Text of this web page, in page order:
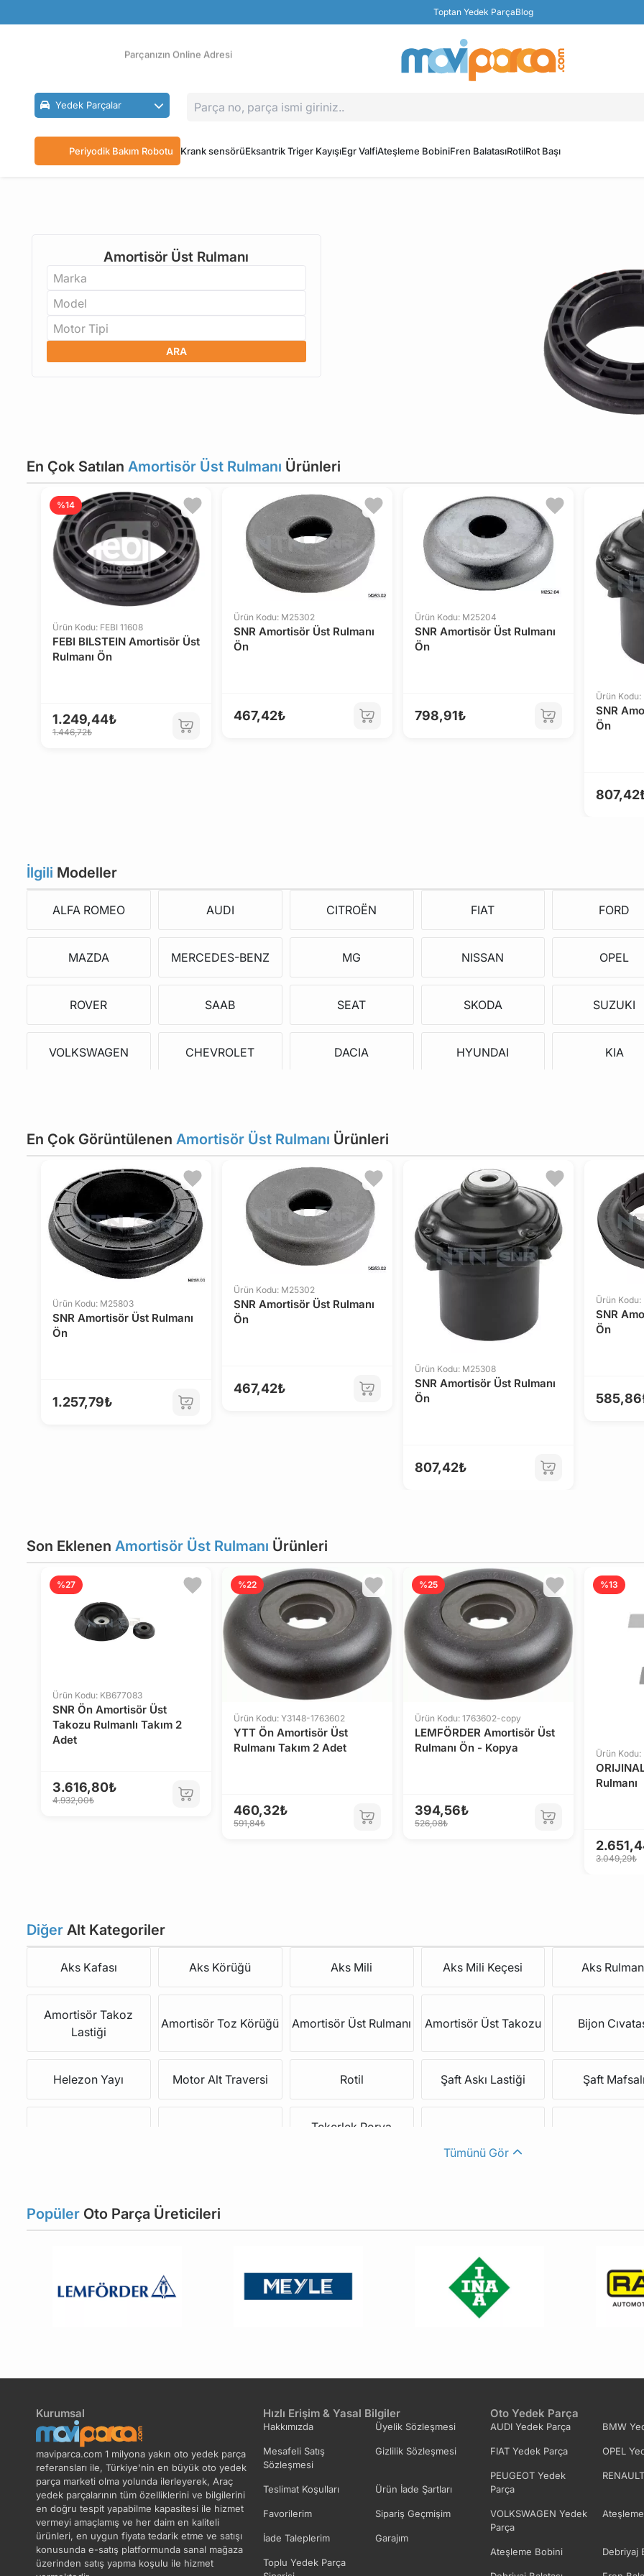
Toptan Yedek ParçaBlog
Ücretsiz İade
Parçanızın Online Adresi
Yedek Parçalar
Periyodik Bakım Robotu Krank sensörüEksantrik Triger KayışıEgr ValfiAteşleme BobiniFren BalatasıRotilRot Başı
Amortisör Üst Rulmanı
Marka
Model
Motor Tipi
ARA
En Çok Satılan Amortisör Üst Rulmanı Ürünleri
Ürün Kodu: FEBI 11608
FEBI BILSTEIN Amortisör Üst
Rulmanı Ön
1.249,44₺
1.446,72₺
%14
Ürün Kodu: M25302
SNR Amortisör Üst Rulmanı
Ön
467,42₺
Ürün Kodu: M25204
SNR Amortisör Üst Rulmanı
Ön
798,91₺
Ürün
SNR
Ön
İlgili Modeller
ALFA ROMEO AUDI CITROËN FIAT FORD
MAZDA MERCEDES-BENZ MG NISSAN OPEL
ROVER SAAB SEAT SKODA SUZUKI
VOLKSWAGEN CHEVROLET DACIA HYUNDAI KIA
En Çok Görüntülenen Amortisör Üst Rulmanı Ürünleri
Ürün Kodu: M25803
SNR Amortisör Üst Rulmanı
Ön
1.257,79₺
Ürün Kodu: M25302
SNR Amortisör Üst Rulmanı
Ön
467,42₺
Ürün Kodu: M25308
SNR Amortisör Üst Rulmanı
Ön
807,42₺
Ürün
SNR
Ön
Son Eklenen Amortisör Üst Rulmanı Ürünleri
Ürün Kodu: KB677083
SNR Ön Amortisör Üst
Takozu Rulmanlı Takım 2
Adet
3.616,80₺
4.932,00₺
%27
Ürün Kodu: Y3148-1763602
YTT Ön Amortisör Üst
Rulmanı Takım 2 Adet
460,32₺
591,84₺
%22
Ürün Kodu: 1763602-copy
LEMFÖRDER Amortisör Üst
Rulmanı Ön - Kopya
394,56₺
526,08₺
%25
Ürün
Rulmanı
3.049,29₺
%13
Diğer Alt Kategoriler
Aks Kafası Aks Körüğü Aks Mili Aks Mili Keçesi Aks
Amortisör Takoz
Lastiği
Amortisör Toz Körüğü Amortisör Üst Rulmanı Amortisör Üst Takozu Bijon
Helezon Yayı Motor Alt Traversi Rotil Şaft Askı Lastiği Şaft Mafsalı
Tekerlek Porya
Tümünü Gör
Popüler Oto Parça Üreticileri
Kurumsal
maviparca.com 1 milyona yakın oto yedek parça
referansları ile, Türkiye'nin en büyük oto yedek
parça marketi olma yolunda ilerleyerek, Araç
yedek parçalarının tüm özelliklerini ve bilgilerini
en doğru tespit yapabilme kapasitesi ile hizmet
vermeyi amaçlamış ve her daim en kaliteli
ürünleri, en uygun fiyata tedarik etme ve satışı
konusunda e-satış platformunda sanal mağaza
üzerinden satış yapma koşulu ile hizmet
Hızlı Erişim & Yasal Bilgiler
Hakkımızda Üyelik Sözleşmesi
Mesafeli Satış
Sözleşmesi
Gizlilik Sözleşmesi
Teslimat Koşulları Ürün İade Şartları
Favorilerim Sipariş Geçmişim
İade Taleplerim Garajım
Toplu Yedek Parça
Oto Yedek Parça
AUDI Yedek Parça BMW
FIAT Yedek Parça OPEL
PEUGEOT Yedek
Parça
VOLKSWAGEN Yedek
Parça
Ateşleme Bobini Debriyaj